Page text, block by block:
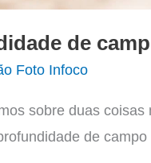
de
Foto Infoco
sobre duas
de